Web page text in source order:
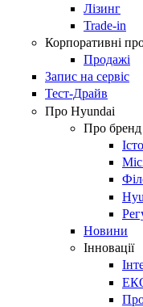
Лізинг
Trade-in
Корпоративні
Продажі
Запис на сервіс
Тест-Драйв
Про Hyundai
Про бренд
Новини
Інновації